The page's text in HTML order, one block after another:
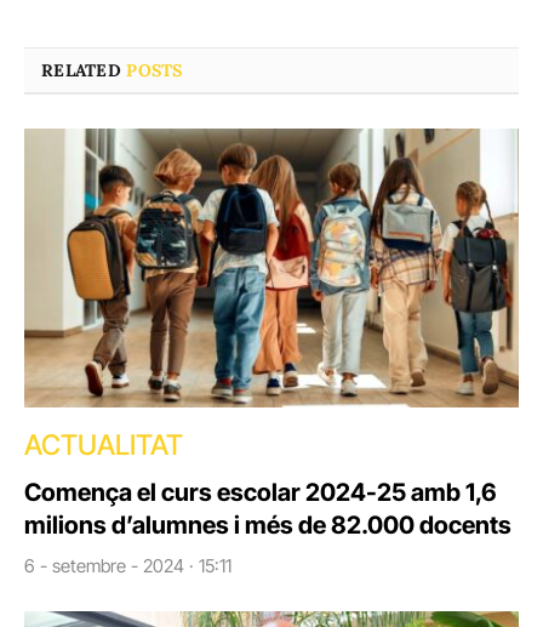
RELATEDPOSTS
ACTUALITAT
Comença el curs escolar 2024-25 amb 1,6
milions d’alumnes i més de 82.000 docents
6 - setembre - 2024 · 15:11